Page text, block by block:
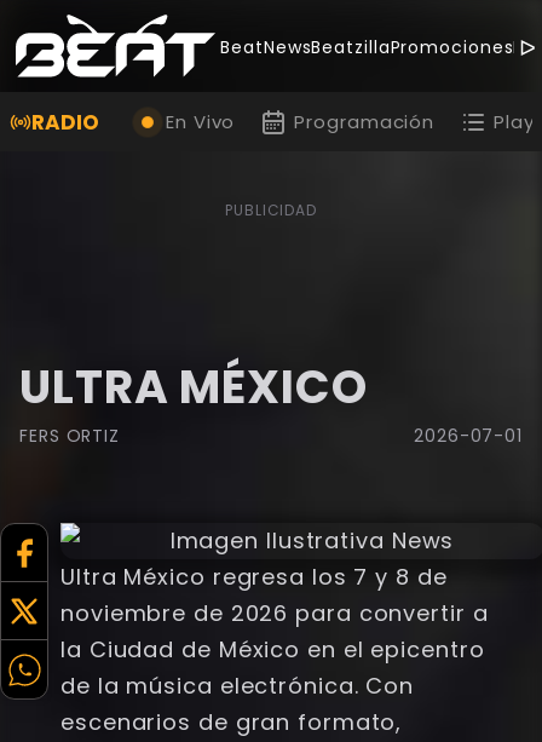
BeatNewsBeatzillaPromociones
RADIO En Vivo Programación
PUBLICIDAD
ULTRA MÉXICO
FERS ORTIZ 2026-07-01
Ultra México regresa los 7 y 8 de
noviembre de 2026 para convertir a
la Ciudad de México en el epicentro
de la música electrónica. Con
escenarios de gran formato,